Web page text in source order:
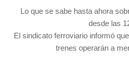
Lo que se sabe hasta ahora
desde las
El sindicato ferroviario informó
trenes operarán a